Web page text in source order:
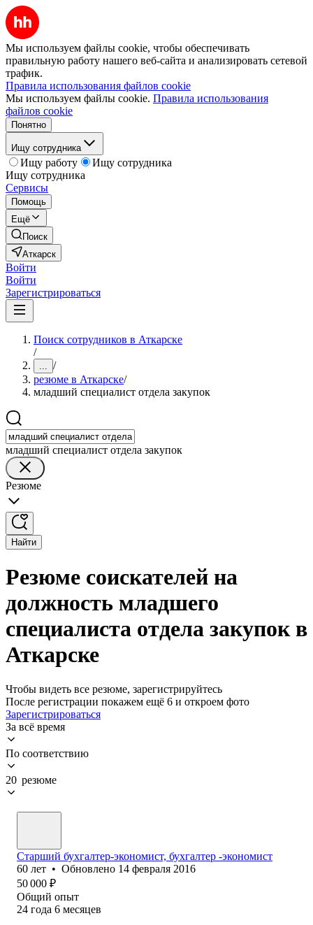
Мы используем файлы cookie, чтобы обеспечивать
правильную работу нашего веб-сайта и анализировать сетевой
трафик.
Правила использования файлов cookie
Мы используем файлы cookie. Правила использования
файлов cookie
Понятно
Ищу сотрудника
Ищу работу
Ищу сотрудника
Ищу сотрудника
Сервисы
Помощь
Ещё
Поиск
Аткарск
Войти
Войти
Зарегистрироваться
Поиск сотрудников в Аткарске
/
... /
резюме в Аткарске/
младший специалист отдела закупок
младший специалист отдела закупок
Резюме
Найти
Резюме соискателей на
должность младшего
специалиста отдела закупок в
Аткарске
Чтобы видеть все резюме, зарегистрируйтесь
После регистрации покажем ещё 6 и откроем фото
Зарегистрироваться
За всё время
По соответствию
20 резюме
Старший бухгалтер-экономист, бухгалтер -экономист
60 лет • Обновлено 14 февраля 2016
50 000 ₽
Общий опыт
24 года 6 месяцев